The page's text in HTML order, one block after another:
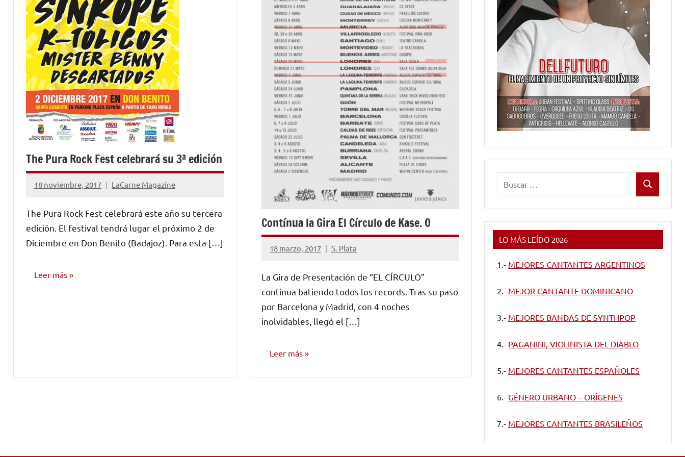
The Pura Rock Fest celebrará su 3ª edición
18 noviembre, 2017 LaCarne Magazine
No
comentarios
The Pura Rock Fest celebrará este año su tercera
edición. El festival tendrá lugar el próximo 2 de
Diciembre en Don Benito (Badajoz). Para esta […]
Leer más
Contínua la Gira El Círculo de Kase. O
18 marzo, 2017 S. Plata
No
comentarios
La Gira de Presentación de “EL CÍRCULO”
continua batiendo todos los records. Tras su paso
por Barcelona y Madrid, con 4 noches
inolvidables, llegó el […]
Leer más
Buscar
LO MÁS LEÍDO 2026
1.- MEJORES CANTANTES ARGENTINOS
2.- MEJOR CANTANTE DOMINICANO
3.- MEJORES BANDAS DE SYNTHPOP
4.- PAGANINI, VIOLINISTA DEL DIABLO
5.- MEJORES CANTANTES ESPAÑOLES
6.- GÉNERO URBANO – ORÍGENES
7.- MEJORES CANTANTES BRASILEÑOS